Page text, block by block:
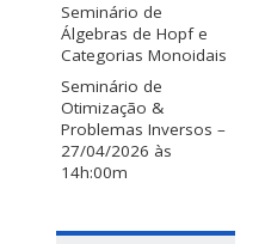
Seminário de
Álgebras de Hopf e
Categorias Monoidais
Seminário de
Otimização &
Problemas Inversos –
27/04/2026 às
14h:00m